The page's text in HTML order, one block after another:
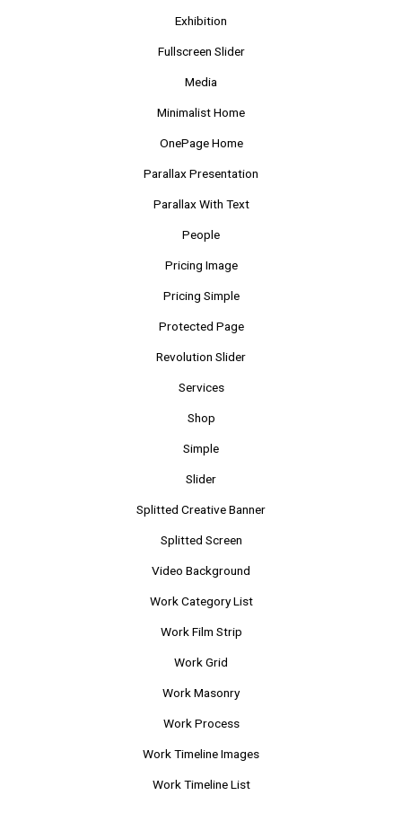
Exhibition
Fullscreen Slider
Media
Minimalist Home
OnePage Home
Parallax Presentation
Parallax With Text
People
Pricing Image
Pricing Simple
Protected Page
Revolution Slider
Services
Shop
Simple
Slider
Splitted Creative Banner
Splitted Screen
Video Background
Work Category List
Work Film Strip
Work Grid
Work Masonry
Work Process
Work Timeline Images
Work Timeline List